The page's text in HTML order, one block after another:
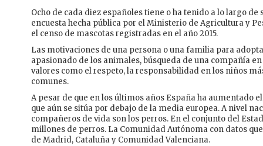
Ocho de cada diez españoles tiene o ha tenido a lo largo
encuesta hecha pública por el Ministerio de Agricultura y
el censo de mascotas registradas en el año 2015.
Las motivaciones de una persona o una familia para
apasionado de los animales, búsqueda de una compañía
valores como el respeto, la responsabilidad en los niños
comunes.
A pesar de que en los últimos años España ha aumentado
que aún se sitúa por debajo de la media europea. A nivel
compañeros de vida son los perros. En el conjunto del
millones de perros. La Comunidad Autónoma con datos
de Madrid, Cataluña y Comunidad Valenciana.